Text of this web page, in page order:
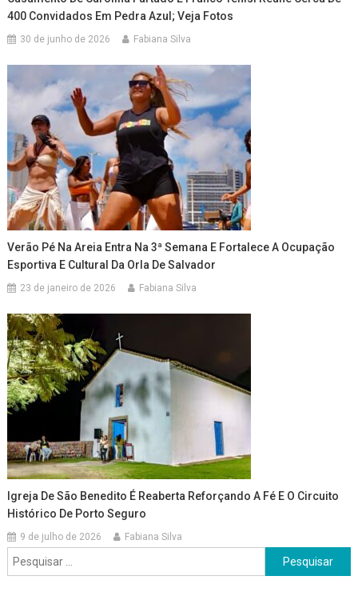
400 Convidados Em Pedra Azul; Veja Fotos
30 de junho de 2026 Fabiana Silva
Verão Pé Na Areia Entra Na 3ª Semana E Fortalece A Ocupação
Esportiva E Cultural Da Orla De Salvador
23 de janeiro de 2026 Fabiana Silva
Igreja De São Benedito É Reaberta Reforçando A Fé E O Circuito
Histórico De Porto Seguro
9 de julho de 2026 Fabiana Silva
Pesquisar
por: